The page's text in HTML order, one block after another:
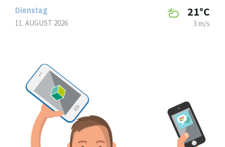
Dienstag
11. AUGUST 2026
21°C
3 m/s